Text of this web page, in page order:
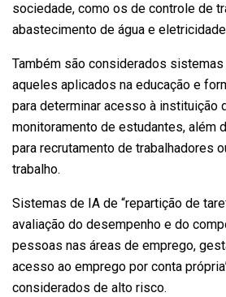
sociedade, como os de controle de
abastecimento de água e
Também são considerados
aqueles aplicados na educação e
para determinar acesso à instituição
monitoramento de estudantes, além
para recrutamento de trabalhadores
trabalho.
Sistemas de IA de “repartição de
avaliação do desempenho e do
pessoas nas áreas de emprego,
acesso ao emprego por conta
considerados de alto risco.